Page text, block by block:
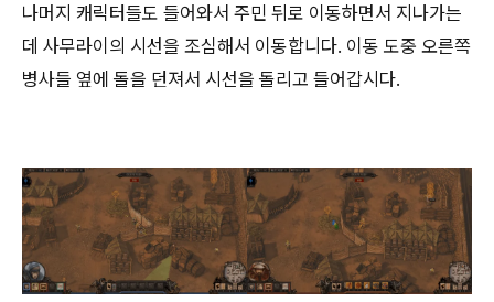
나머지 캐릭터들도 들어와서 주민 뒤로 이동하면서 지나가는
데 사무라이의 시선을 조심해서 이동합니다. 이동 도중 오른쪽
병사들 옆에 돌을 던져서 시선을 돌리고 들어갑시다.